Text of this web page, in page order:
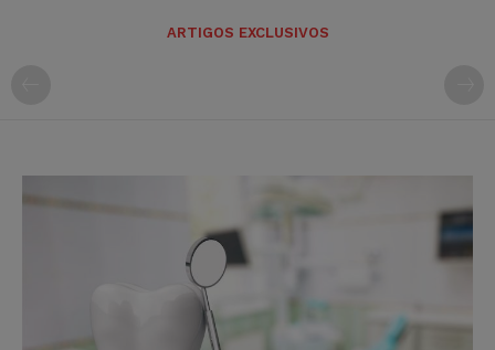
ARTIGOS EXCLUSIVOS